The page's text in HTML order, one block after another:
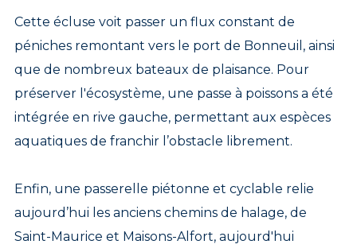
Cette écluse voit passer un flux constant de
péniches remontant vers le port de Bonneuil, ainsi
que de nombreux bateaux de plaisance. Pour
préserver l'écosystème, une passe à poissons a été
intégrée en rive gauche, permettant aux espèces
aquatiques de franchir l’obstacle librement.
Enfin, une passerelle piétonne et cyclable relie
aujourd’hui les anciens chemins de halage, de
Saint-Maurice et Maisons-Alfort, aujourd'hui